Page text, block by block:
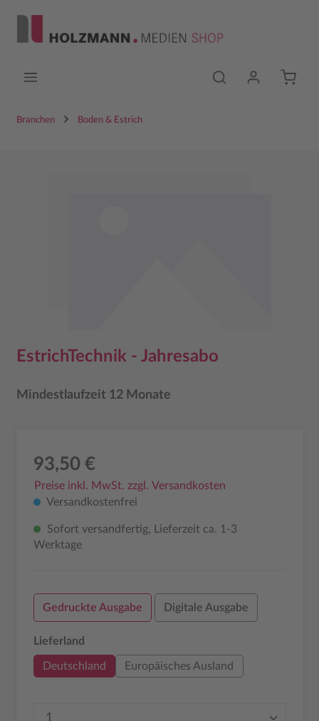
Branchen Boden & Estrich
EstrichTechnik - Jahresabo
Mindestlaufzeit 12 Monate
93,50 €
Preise inkl. MwSt. zzgl. Versandkosten
Versandkostenfrei
Sofort versandfertig, Lieferzeit ca. 1-3
Werktage
Gedruckte Ausgabe Digitale Ausgabe
Lieferland
Deutschland Europäisches Ausland
Produkt Anzahl: Gib den gewünschten